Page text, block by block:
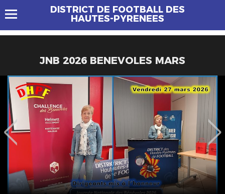
DISTRICT DE FOOTBALL DES
HAUTES-PYRENEES
JNB 2026 BENEVOLES MARS